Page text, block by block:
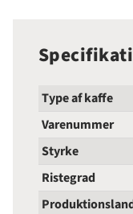
Type af kaffe
Varenummer
Styrke
Ristegrad